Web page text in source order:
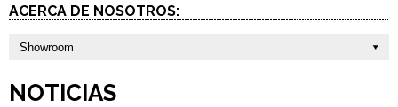
ACERCA DE NOSOTROS:
Showroom
NOTICIAS